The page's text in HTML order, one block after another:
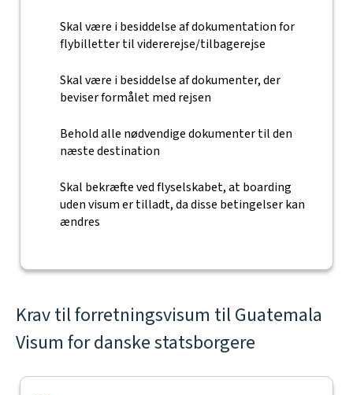
Skal være i besiddelse af dokumentation for
flybilletter til vidererejse/tilbagerejse
Skal være i besiddelse af dokumenter, der
beviser formålet med rejsen
Behold alle nødvendige dokumenter til den
næste destination
Skal bekræfte ved flyselskabet, at boarding
uden visum er tilladt, da disse betingelser kan
ændres
Krav til forretningsvisum til Guatemala
Visum for danske statsborgere